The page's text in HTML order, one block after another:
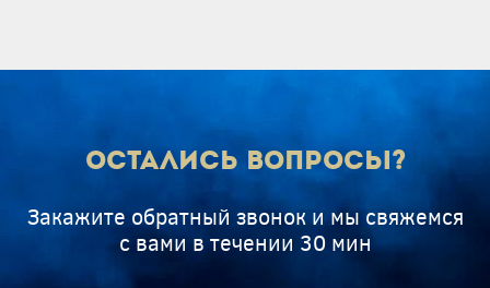
Остались вопросы?
Закажите обратный звонок и мы свяжемся
с вами в течении 30 мин